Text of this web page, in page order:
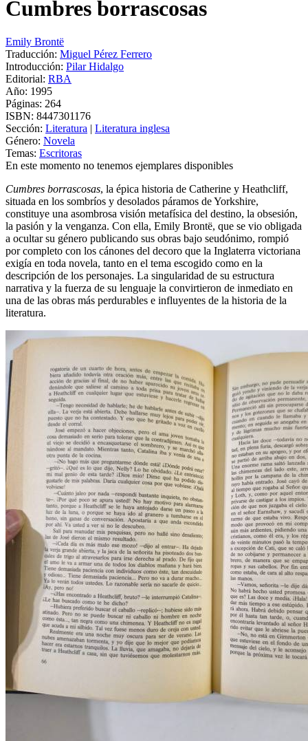
Cumbres borrascosas
Emily Brontë
Traducción: Miguel Pérez Ferrero
Introducción: Pilar Hidalgo
Editorial: RBA
Año: 1995
Páginas: 264
ISBN: 8447301176
Sección: Literatura | Literatura inglesa
Género: Novela
Temas: Escritoras
En este momento no tenemos ejemplares disponibles
Cumbres borrascosas, la épica historia de Catherine y Heathcliff,
situada en los sombríos y desolados páramos de Yorkshire,
constituye una asombrosa visión metafísica del destino, la obsesión,
la pasión y la venganza. Con ella, Emily Brontë, que se vio obligada
a ocultar su género publicando sus obras bajo seudónimo, rompió
por completo con los cánones del decoro que la Inglaterra victoriana
exigía en toda novela, tanto en el tema escogido como en la
descripción de los personajes. La singularidad de su estructura
narrativa y la fuerza de su lenguaje la convirtieron de inmediato en
una de las obras más perdurables e influyentes de la historia de la
literatura.